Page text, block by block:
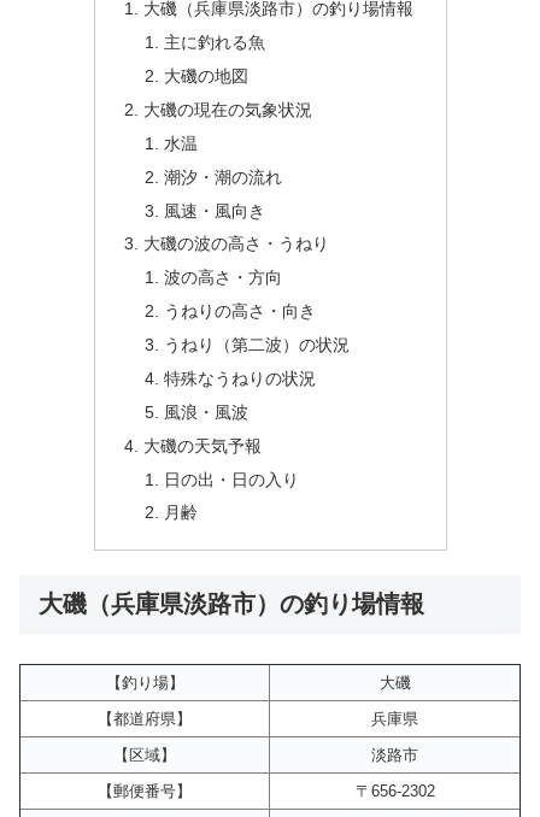
大磯（兵庫県淡路市）の釣り場情報
主に釣れる魚
大磯の地図
大磯の現在の気象状況
水温
潮汐・潮の流れ
風速・風向き
大磯の波の高さ・うねり
波の高さ・方向
うねりの高さ・向き
うねり（第二波）の状況
特殊なうねりの状況
風浪・風波
大磯の天気予報
日の出・日の入り
月齢
大磯（兵庫県淡路市）の釣り場情報
【釣り場】
大磯
【都道府県】
兵庫県
【区域】
淡路市
【郵便番号】
〒656-2302